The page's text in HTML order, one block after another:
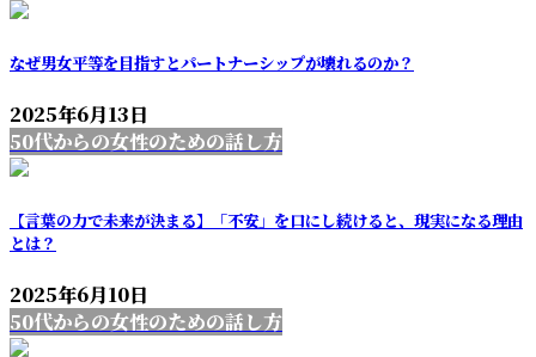
なぜ男女平等を目指すとパートナーシップが壊れるのか？
2025年6月13日
50代からの女性のための話し方
【言葉の力で未来が決まる】「不安」を口にし続けると、現実になる理由
とは？
2025年6月10日
50代からの女性のための話し方